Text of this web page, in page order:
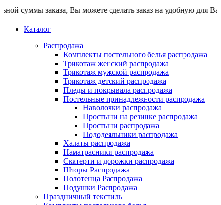
заказа, Вы можете сделать заказ на удобную для Вас сумму.
Каталог
Распродажа
Комплекты постельного белья распродажа
Трикотаж женский распродажа
Трикотаж мужской распродажа
Трикотаж детский распродажа
Пледы и покрывала распродажа
Постельные принадлежности распродажа
Наволочки распродажа
Простыни на резинке распродажа
Простыни распродажа
Пододеяльники распродажа
Халаты распродажа
Наматрасники распродажа
Скатерти и дорожки распродажа
Шторы Распродажа
Полотенца Распродажа
Подушки Распродажа
Праздничный текстиль